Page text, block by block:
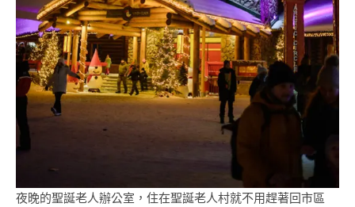
夜晚的聖誕老人辦公室，住在聖誕老人村就不用趕著回市區